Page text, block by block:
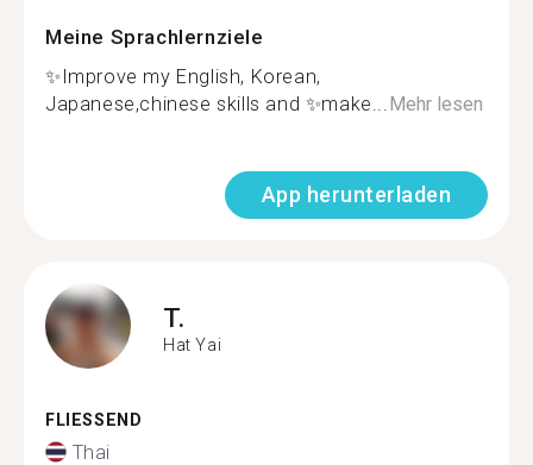
Meine Sprachlernziele
✨Improve my English, Korean,
Japanese,chinese skills and ✨make...Mehr lesen
App herunterladen
T.
Hat Yai
FLIESSEND
Thai